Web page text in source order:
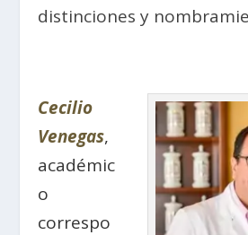
distinciones y
Cecilio
Venegas,
académic
o
correspo